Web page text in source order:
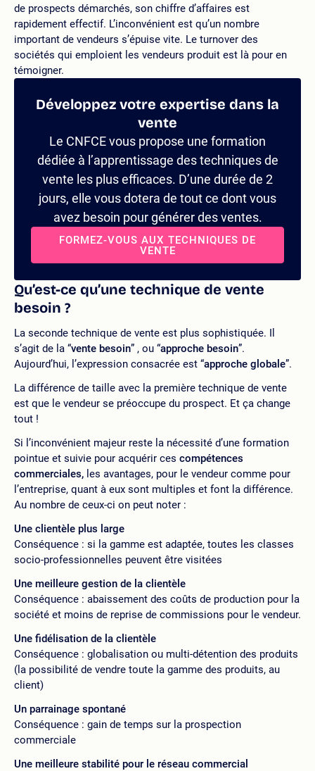
de prospects démarchés, son chiffre d’affaires est
rapidement effectif. L’inconvénient est qu’un nombre
important de vendeurs s’épuise vite. Le turnover des
sociétés qui emploient les vendeurs produit est là pour en
témoigner.
Développez votre expertise dans la
vente
Le CNFCE vous propose une formation
dédiée à l’apprentissage des techniques de
vente les plus efficaces. D’une durée de 2
jours, elle vous dotera de tout ce dont vous
avez besoin pour générer des ventes.
FORMEZ-VOUS AUX TECHNIQUES DE
VENTE
Qu’est-ce qu’une technique de vente
besoin ?
La seconde technique de vente est plus sophistiquée. Il
s’agit de la “vente besoin” , ou “approche besoin”.
Aujourd’hui, l’expression consacrée est “approche globale”.
La différence de taille avec la première technique de vente
est que le vendeur se préoccupe du prospect. Et ça change
tout !
Si l’inconvénient majeur reste la nécessité d’une formation
pointue et suivie pour acquérir ces compétences
commerciales, les avantages, pour le vendeur comme pour
l’entreprise, quant à eux sont multiples et font la différence.
Au nombre de ceux-ci on peut noter :
Une clientèle plus large
Conséquence : si la gamme est adaptée, toutes les classes
socio-professionnelles peuvent être visitées
Une meilleure gestion de la clientèle
Conséquence : abaissement des coûts de production pour la
société et moins de reprise de commissions pour le vendeur.
Une fidélisation de la clientèle
Conséquence : globalisation ou multi-détention des produits
(la possibilité de vendre toute la gamme des produits, au
client)
Un parrainage spontané
Conséquence : gain de temps sur la prospection
commerciale
Une meilleure stabilité pour le réseau commercial